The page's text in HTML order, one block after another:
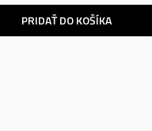
PRIDAŤ DO KOŠÍKA